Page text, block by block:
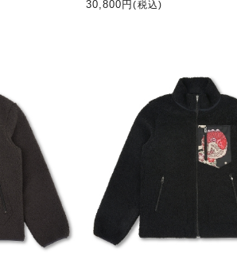
30,800円(税込)